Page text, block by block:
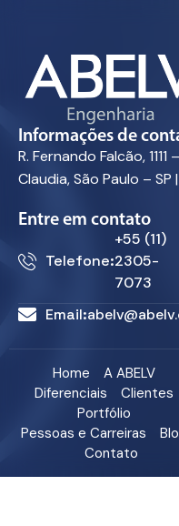
Informações de
R. Fernando Falcão,
Claudia, São Paulo –
Entre em contato
Telefone:
+55 (11)
2305-
7073
Email:
Home
A ABELV
Diferenciais
Clientes
Portfólio
Pessoas e Carreiras
Contato